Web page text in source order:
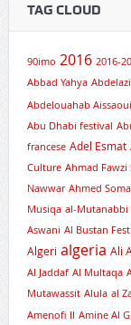
TAG CLOUD
90imo 2016 2016-
Abbad Yahya
Abdelouahab Aissaoui
Abu Dhabi festival
francese Adel Esmat
Culture Ahmad Fawzi
Nawwar Ahmed
Musiqa al-Mutanabbi
Aswani Al Bustan
Algeri algeria Ali
Al Jaddaf Al Multaqa
Mutawassit Alula al
Amenofi II Amine Al